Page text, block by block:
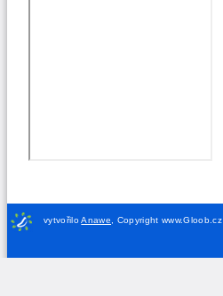
vytvořiloAnawe Copyright www.Gloob.cz